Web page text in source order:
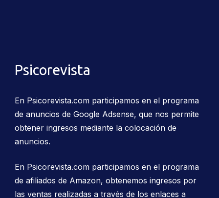
Psicorevista
En Psicorevista.com participamos en el programa
de anuncios de Google Adsense, que nos permite
obtener ingresos mediante la colocación de
anuncios.
En Psicorevista.com participamos en el programa
de afiliados de Amazon, obtenemos ingresos por
las ventas realizadas a través de los enlaces a